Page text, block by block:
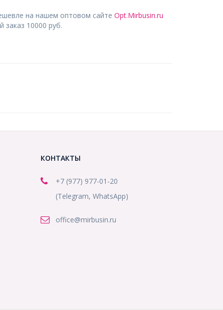
на нашем оптовом сайте Opt.Mirbusin.ru
заказ 10000 руб.
КОНТАКТЫ
+7 (977) 977-01-20
(Telegram, WhatsApp)
office@mirbusin.ru